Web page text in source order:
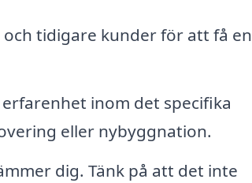
tidigare kunder för att få en
inom det specifika
eller nybyggnation.
dig. Tänk på att det inte